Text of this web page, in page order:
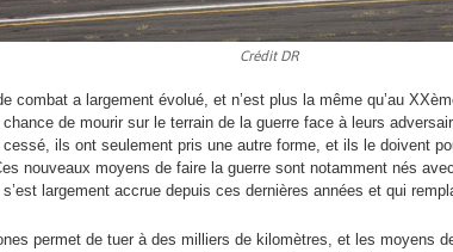
Crédit DR
combat a largement évolué, et n’est plus la même qu’au
de mourir sur le terrain de la guerre face à leurs
cessé, ils ont seulement pris une autre forme, et ils le doivent
nouveaux moyens de faire la guerre sont notamment nés
largement accrue depuis ces dernières années et qui
permet de tuer à des milliers de kilomètres, et les moyens